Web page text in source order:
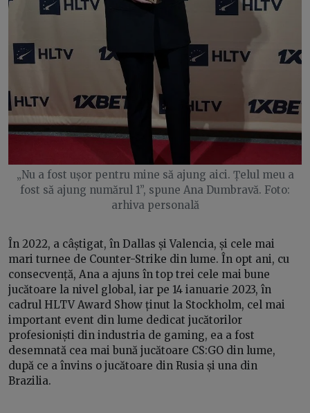
„Nu a fost ușor pentru mine să ajung aici. Țelul meu a
fost să ajung numărul 1”, spune Ana Dumbravă. Foto:
arhiva personală
În 2022, a câștigat, în Dallas și Valencia, și cele mai
mari turnee de Counter-Strike din lume. În opt ani, cu
consecvență, Ana a ajuns în top trei cele mai bune
jucătoare la nivel global, iar pe 14 ianuarie 2023, în
cadrul HLTV Award Show ținut la Stockholm, cel mai
important event din lume dedicat jucătorilor
profesioniști din industria de gaming, ea a fost
desemnată cea mai bună jucătoare CS:GO din lume,
după ce a învins o jucătoare din Rusia și una din
Brazilia.